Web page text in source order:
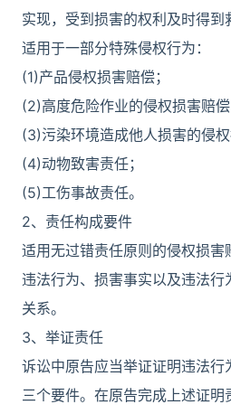
实现，受到损害的权利及时得到
适用于一部分特殊侵权行为：
(1)产品侵权损害赔偿；
(2)高度危险作业的侵权损害赔偿
(3)污染环境造成他人损害的侵权
(4)动物致害责任；
(5)工伤事故责任。
2、责任构成要件
适用无过错责任原则的侵权损害
违法行为、损害事实以及违法行
关系。
3、举证责任
诉讼中原告应当举证证明违法行
三个要件。在原告完成上述证